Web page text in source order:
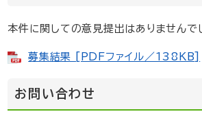
本件に関しての意見提出はありませんで
募集結果 [PDFファイル／138KB]
お問い合わせ